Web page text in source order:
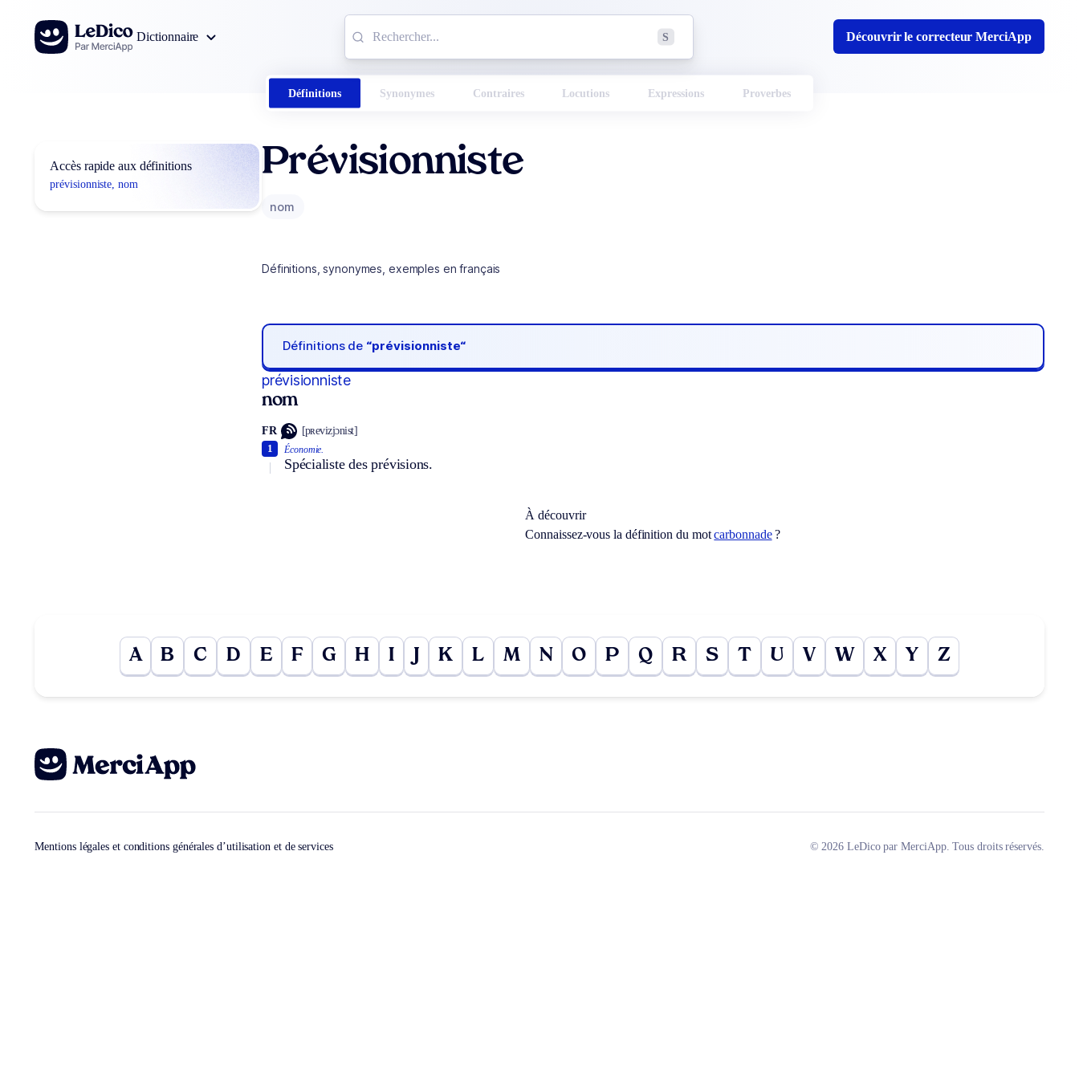
Aller au contenu
Dictionnaire
S Découvrir le correcteur MerciApp
Définitions Synonymes Contraires Locutions Expressions Proverbes
Accès rapide aux définitions
prévisionniste, nom
Prévisionniste
nom
Définitions, synonymes, exemples en français
Définitions de “prévisionniste“
prévisionniste
nom
FR [pʀevizjɔnist]
Économie.
Spécialiste des prévisions.
1
À découvrir
Connaissez-vous la définition du motcarbonnade?
A B C D E F G H I K L M N O P Q R S T U V W X Y Z
Mentions légales et conditions générales d’utilisation et de services © 2026 LeDico par MerciApp. Tous droits réservés.